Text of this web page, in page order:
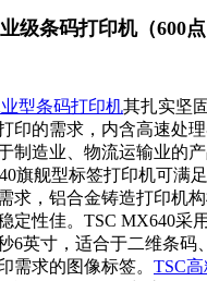
级条码打印机（600
型条码打印机其扎实坚
的需求，内含高速处理
制造业、物流运输业的
旗舰型标签打印机可满
求，铝合金铸造打印机
定性佳。TSC MX640采用
寸，适合于二维条码
求的图像标签。 TSC高